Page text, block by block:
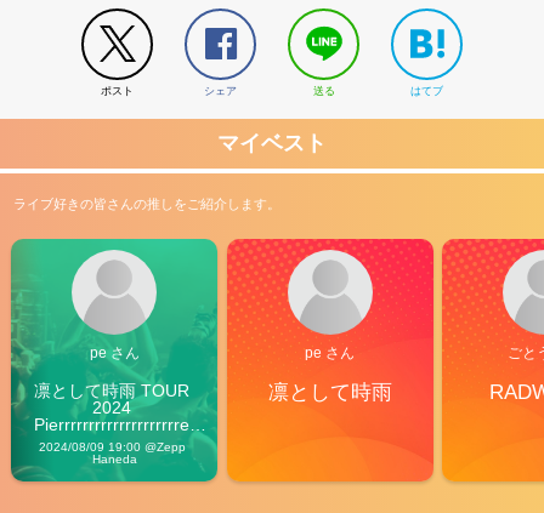
ポスト シェア 送る はてブ
マイベスト
ライブ好きの皆さんの推しをご紹介します。
pe さん
凛として時雨 TOUR
2024
Pierrrrrrrrrrrrrrrrrrrre
Vibes
2024/08/09 19:00 @Zepp
Haneda
pe さん
凛として時雨
ごと